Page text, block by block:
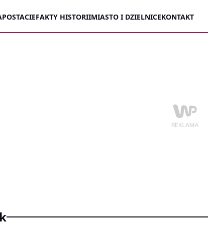
POSTACIEFAKTY HISTORIIMIASTO I DZIELNICEKONTAKT